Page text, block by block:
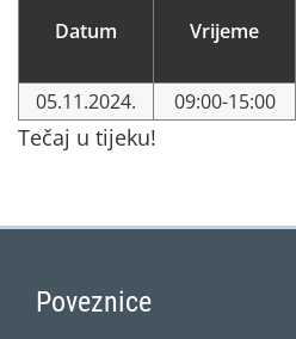
Datum Vrijeme
05.11.2024. 09:00-15:00
Tečaj u tijeku!
Poveznice